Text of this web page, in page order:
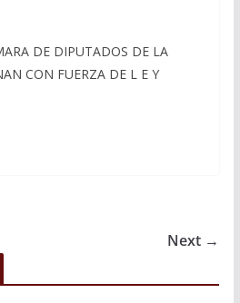
DE DIPUTADOS DE LA
CON FUERZA DE L E Y
Next →